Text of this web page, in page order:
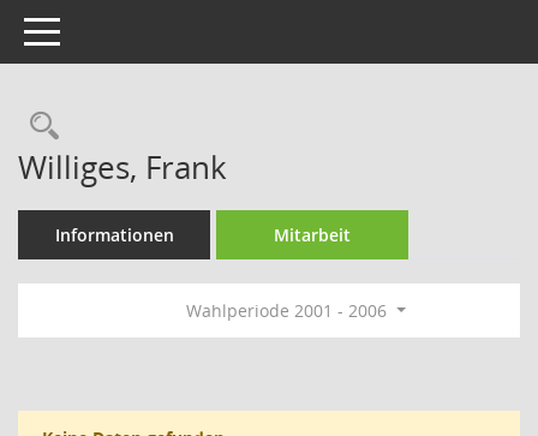
Toggle navigation
Rechercheauswahl
Williges, Frank
Informationen Mitarbeit
Wahlperiode 2001 - 2006